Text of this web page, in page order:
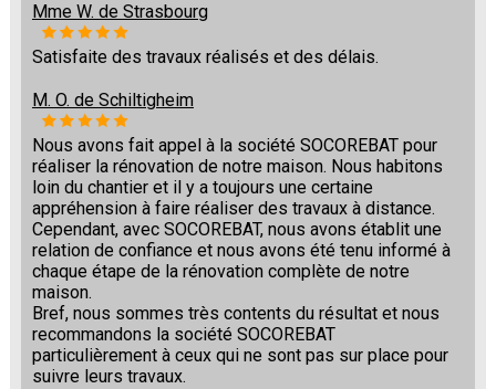
Mme W. de Strasbourg
Satisfaite des travaux réalisés et des délais.
M. O. de Schiltigheim
Nous avons fait appel à la société SOCOREBAT pour
réaliser la rénovation de notre maison. Nous habitons
loin du chantier et il y a toujours une certaine
appréhension à faire réaliser des travaux à distance.
Cependant, avec SOCOREBAT, nous avons établit une
relation de confiance et nous avons été tenu informé à
chaque étape de la rénovation complète de notre
maison.
Bref, nous sommes très contents du résultat et nous
recommandons la société SOCOREBAT
particulièrement à ceux qui ne sont pas sur place pour
suivre leurs travaux.